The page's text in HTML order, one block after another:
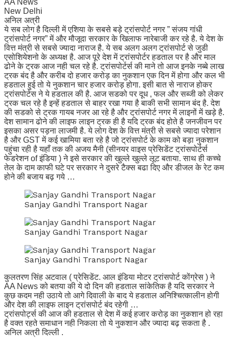
New Delhi
अनिल अत्री
ये सब लोग है दिल्ली में एशिया के सबसे बड़े ट्रांसपोर्ट नगर ” संजय गांधी
ट्रांसपोर्ट नगर” में और मौजूदा सरकार के खिलाफ नारेबाजी कर रहे है. ये देश के
वित्त मंत्री से सबसे ज्यादा नाराज है. ये सब अलग अलग ट्रांसपोर्ट से जुडी
एसोशियेशनो के अध्यक्ष है. आज पूरे देश में ट्रांसपोर्टर हडताल पर है और माल
ढोने के ट्रक आज नही चल रहे है. ट्रांसपोर्टर्स की माने तो आज इनके नब्बे लाख
ट्रक बंद है और करीब दो हजार करोड़ का नुकशान एक दिन में होगा और कल भी
हडताल हुई तो ये नुकशान चार हजार करोड़ होगा. इसी बात से नाराज होकर
ट्रांसपोर्टस ने ये हडताल की है. आज सडको पर दूध , फल और सब्जी को लेकर
ट्रक चल रहे है इन्हें हडताल से बाहर रखा गया है बाकी सभी सामान बंद है. देश
की सडको से ट्रक गायब नजर आ रहे है और ट्रांसपोर्ट नगर में लाइनों में खड़े है.
देश सामान ढोने की लाइफ लाइन ट्रक ही है यदि ट्रक बंद होते है जनजीवन पर
इसका असर पड़ना लाजमी है. ये लोग देश के वित्त मंत्री से सबसे ज्यादा परेशान
है और GST में कई खामिया बता रहे है जो ट्रांसपोर्ट के काम को बड़ा नुकशान
पहुंचा रही है यहाँ तक की अजय मैनी (सीनयर वाइस प्रेसिडेंट ट्रांसपोर्टर्स
फेडरेशन of इंडिया ) ने इसे सरकार की खुल्ले खुल्ले लूट बताया. साथ ही कच्चे
तेल के दाम काफी घटे पर सरकार ने दुसरे टैक्स बढा दिए और डीजल के रेट कम
होने की बजाय बढ़ गये …
Sanjay Gandhi Transport Nagar
Sanjay Gandhi Transport Nagar
Sanjay Gandhi Transport Nagar
कुलतरण सिंह अटवाल ( प्रेसिडेंट. आल इंडिया मोटर ट्रांसपोर्ट कोंग्रेस ) ने
AA News को बतया की ये दो दिन की हडताल सांकेतिक है यदि सरकार ने
कुछ कदम नही उठाये तो आगे दिवाली के बाद ये हडताल अनिश्चित्कालीन होगी
और देश की लाइफ लाइन ट्रांसपोर्ट बंद रहेगी …
ट्रांसपोर्ट्स की आज की हडताल से देश में कई हजार करोड़ का नुकशान हो रहा
है वक्त रहते समाधान नही निकला तो ये नुकशान और ज्यादा बढ़ सकता है .
अनिल अत्री दिल्ली .